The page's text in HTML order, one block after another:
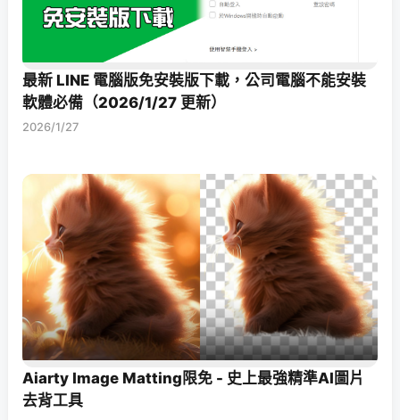
最新 LINE 電腦版免安裝版下載，公司電腦不能安裝
軟體必備（2026/1/27 更新）
2026/1/27
Aiarty Image Matting限免 - 史上最強精準AI圖片
去背工具